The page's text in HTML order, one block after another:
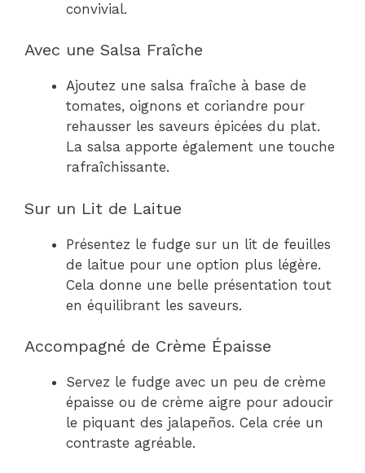
convivial.
Avec une Salsa Fraîche
Ajoutez une salsa fraîche à base de
tomates, oignons et coriandre pour
rehausser les saveurs épicées du plat.
La salsa apporte également une touche
rafraîchissante.
Sur un Lit de Laitue
Présentez le fudge sur un lit de feuilles
de laitue pour une option plus légère.
Cela donne une belle présentation tout
en équilibrant les saveurs.
Accompagné de Crème Épaisse
Servez le fudge avec un peu de crème
épaisse ou de crème aigre pour adoucir
le piquant des jalapeños. Cela crée un
contraste agréable.